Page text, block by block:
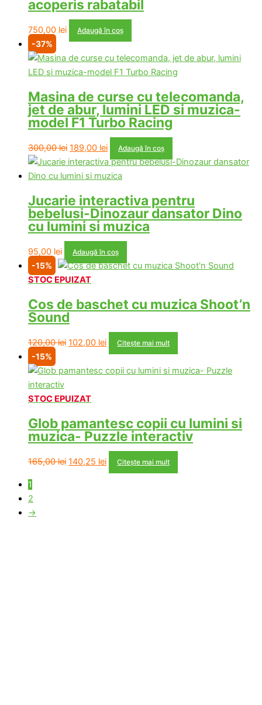
acoperis rabatabil
750,00 lei Adaugă în coș
-37%
Masina de curse cu telecomanda,
jet de abur, lumini LED si muzica-
model F1 Turbo Racing
300,00lei Prețul
inițial
a
300,00 lei.
189,00 leiPrețul
curent
este:
Adaugă în coș
Jucarie interactiva pentru
bebelusi-Dinozaur dansator Dino
cu lumini si muzica
95,00 lei Adaugă în coș
-15%
STOC EPUIZAT
Cos de baschet cu muzica Shoot’n
Sound
120,00lei Prețul
a
120,00 lei.
102,00 leiPrețul
curent
este:
Citește mai mult
-15%
STOC EPUIZAT
Glob pamantesc copii cu lumini si
muzica- Puzzle interactiv
165,00lei Prețul
140,25 leiPrețul
curent
Citește mai mult
1
2
→